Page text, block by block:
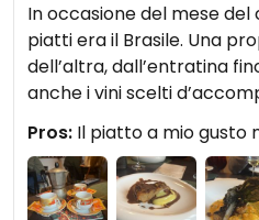
In occasione del mese
piatti era il Brasile. Una
dell’altra, dall’entratina
anche i vini scelti
Pros: Il piatto a mio gusto